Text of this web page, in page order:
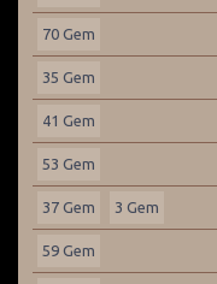
70 Gem
35 Gem
41 Gem
53 Gem
37 Gem 3 Gem
59 Gem